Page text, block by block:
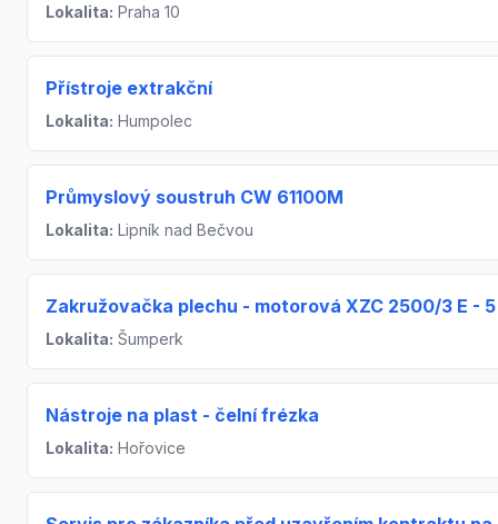
Lokalita: Praha 10
Přístroje extrakční
Lokalita: Humpolec
Průmyslový soustruh CW 61100M
Lokalita: Lipník nad Bečvou
Zakružovačka plechu - motorová XZC 2500/3 E - 5
Lokalita: Šumperk
Nástroje na plast - čelní frézka
Lokalita: Hořovice